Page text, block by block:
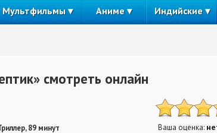
Мультфильмы Аниме Индийские
смотреть онлайн
89 минут Ваша оценка: